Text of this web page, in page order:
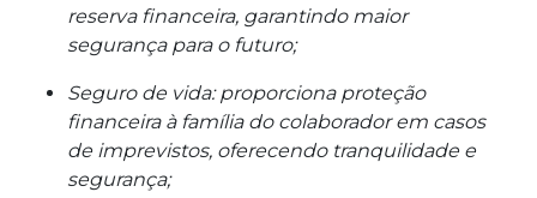
reserva financeira, garantindo maior
segurança para o futuro;
Seguro de vida: proporciona proteção
financeira à família do colaborador em casos
de imprevistos, oferecendo tranquilidade e
segurança;